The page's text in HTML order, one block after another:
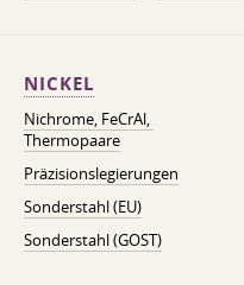
NICKEL
Nichrome, FeСrAl, ​​
Thermopaare
Präzisionslegierungen
Sonderstahl (EU)
Sonderstahl (GOST)